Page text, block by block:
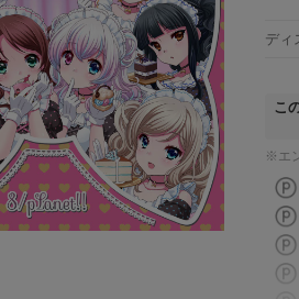
ディ
こ
※エ